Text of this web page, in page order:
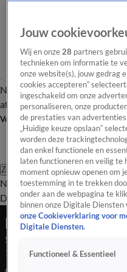
Nieuws van de DagOpinie
afleveringVideo's Nieuws van
Volg Nieuws van de Dag
Zoeken
Nieuws van de DagOpinie
Dag
Video'sUitzendingen
Nieuws van de
Seizoen Nieuws van de Dag,
11 sep 2025, 18:06
Jouw
Wij en onze28 partners
technieken om informatie te
onze website(s), jouw gedrag
cookies accepteren”
ingeschakeld om onze
personaliseren, onze
de prestaties van
„Huidige keuze opslaan”
worden deze
dan enkel functionele en
laten functioneren en veilig te
moment opnieuw openen om
toestemming in te trekken
onder aan de webpagina te
binnen onze Digitale
onze Cookieverklaring voor
Digitale Diensten.
Functioneel & Essentieel